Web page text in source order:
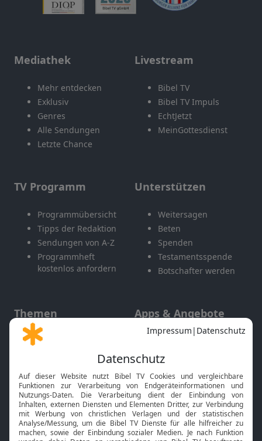
Mediathek
Mehr entdecken
Exklusiv
Genres
Alle Sendungen
Letzte Chance
Livestream
Bibel TV
Bibel TV Impuls
EchtJetzt
MeinGottesdienst
TV Programm
Programmübersicht
Tipps der Redaktion
Sendungen von A-Z
Programmheft
kostenlos anfordern
Unterstützen
Weitersagen
Beten
Spenden
Testamentsspende
Botschafter werden
Themen
Gott und Bibel erklärt
Neuigkeiten
Apps & Angebote
Mobile App
Smart TV
HbbTV
Bibelthek Online-Bibel
Nächster Gottesdienst